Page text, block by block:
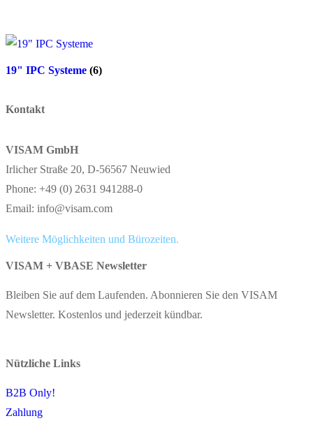
19" IPC Systeme (6)
Kontakt
VISAM GmbH
Irlicher Straße 20, D-56567 Neuwied
Phone: +49 (0) 2631 941288-0
Email: info@visam.com
Weitere Möglichkeiten und Bürozeiten.
VISAM + VBASE Newsletter
Bleiben Sie auf dem Laufenden. Abonnieren Sie den VISAM
Newsletter. Kostenlos und jederzeit kündbar.
Nützliche Links
B2B Only!
Zahlung